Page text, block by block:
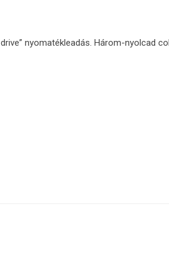
nyomatékleadás. Három-nyolcad